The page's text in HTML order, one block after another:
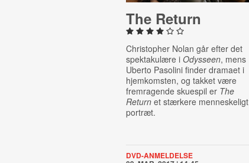
The Return
Christopher Nolan går efter det
spektakulære i Odysseen, mens
Uberto Pasolini finder dramaet i
hjemkomsten, og takket være
fremragende skuespil er The
Returnet stærkere menneskeligt
portræt.
DVD-ANMELDELSE